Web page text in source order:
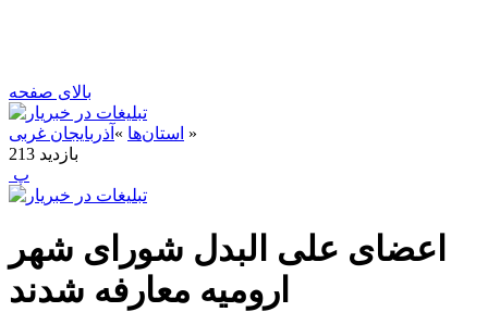
بالای صفحه
استان‌ها » آذربایجان غربی
»
213 بازدید
‍ پ
اعضای علی البدل شورای شهر
ارومیه معارفه شدند